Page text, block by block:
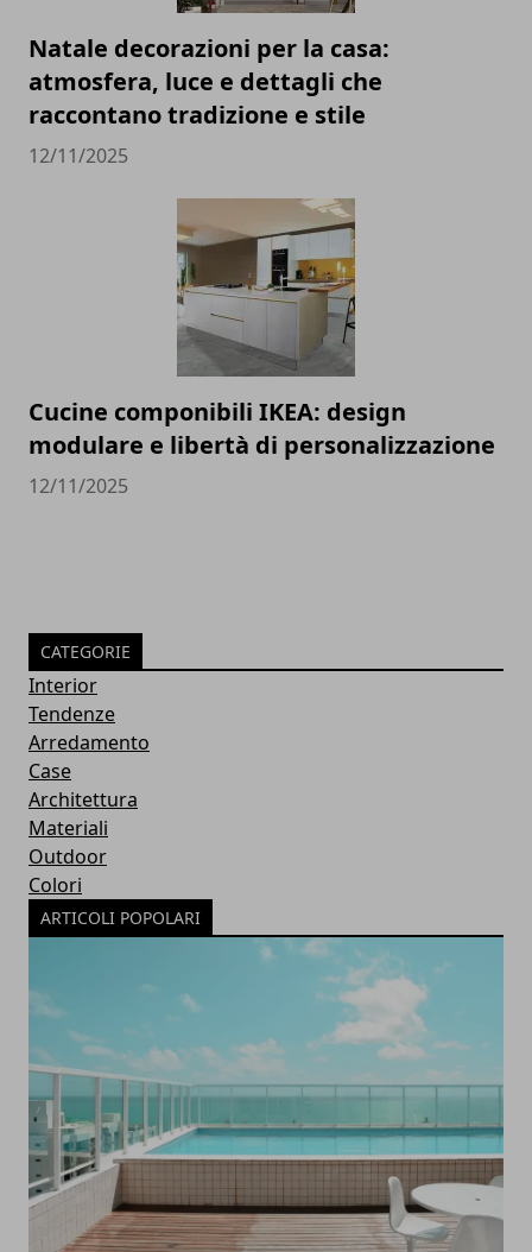
Natale decorazioni per la casa:
atmosfera, luce e dettagli che
raccontano tradizione e stile
12/11/2025
Cucine componibili IKEA: design
modulare e libertà di personalizzazione
12/11/2025
CATEGORIE
Interior
Tendenze
Arredamento
Case
Architettura
Materiali
Outdoor
Colori
ARTICOLI POPOLARI